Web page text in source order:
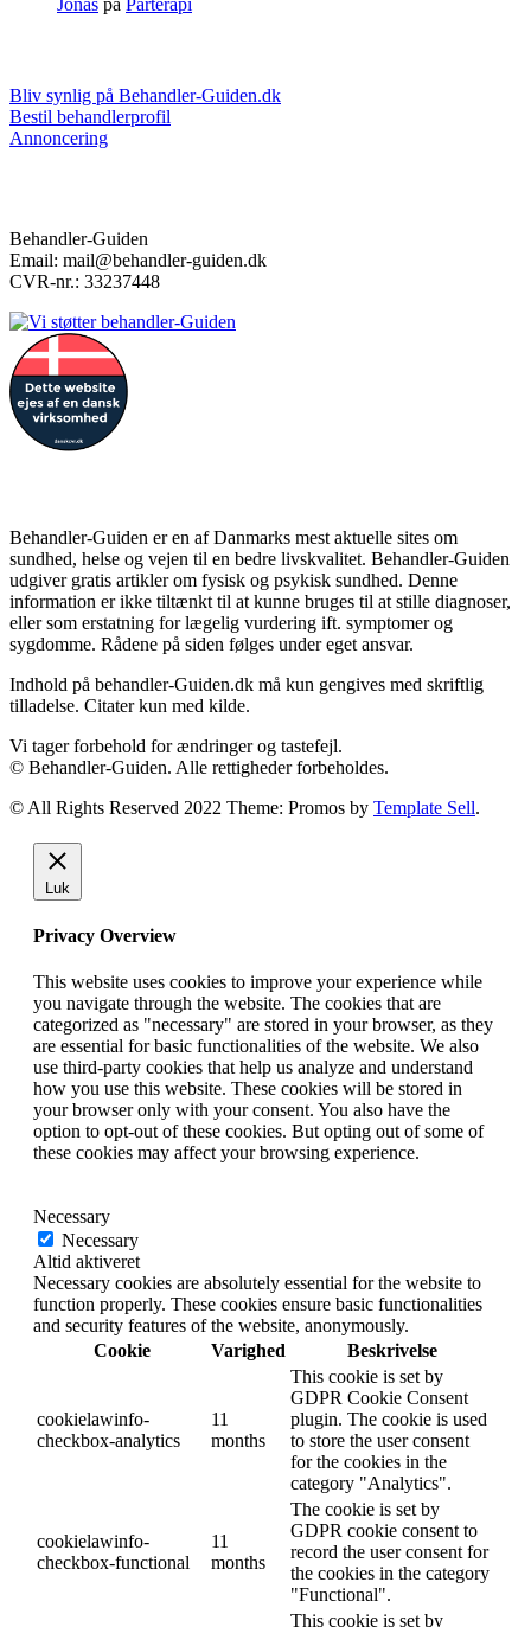
Bliv synlig på Behandler-Guiden.dk
Bestil behandlerprofil
Annoncering
Behandler-Guiden
Email: mail@behandler-guiden.dk
CVR-nr.: 33237448
Behandler-Guiden er en af Danmarks mest aktuelle sites om
sundhed, helse og vejen til en bedre livskvalitet. Behandler-Guiden
udgiver gratis artikler om fysisk og psykisk sundhed. Denne
information er ikke tiltænkt til at kunne bruges til at stille diagnoser,
eller som erstatning for lægelig vurdering ift. symptomer og
sygdomme. Rådene på siden følges under eget ansvar.
Indhold på behandler-Guiden.dk må kun gengives med skriftlig
tilladelse. Citater kun med kilde.
Vi tager forbehold for ændringer og tastefejl.
© Behandler-Guiden. Alle rettigheder forbeholdes.
© All Rights Reserved 2022 Theme: Promos by Template Sell.
Luk
Privacy Overview
This website uses cookies to improve your experience while
you navigate through the website. The cookies that are
categorized as "necessary" are stored in your browser, as they
are essential for basic functionalities of the website. We also
use third-party cookies that help us analyze and understand
how you use this website. These cookies will be stored in
your browser only with your consent. You also have the
option to opt-out of these cookies. But opting out of some of
these cookies may affect your browsing experience.
Necessary
Necessary
Altid aktiveret
Necessary cookies are absolutely essential for the website to
function properly. These cookies ensure basic functionalities
and security features of the website, anonymously.
Cookie
Varighed Beskrivelse
cookielawinfo-
checkbox-analytics
11
months
This cookie is set by
GDPR Cookie Consent
plugin. The cookie is used
to store the user consent
for the cookies in the
category "Analytics".
cookielawinfo-
checkbox-functional
11
months
The cookie is set by
GDPR cookie consent to
record the user consent for
the cookies in the category
"Functional".
This cookie is set by